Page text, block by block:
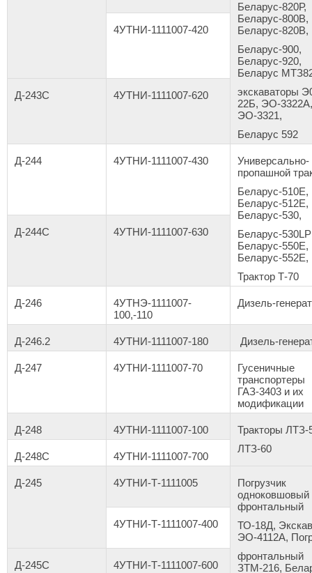
Беларус-820Р,
Беларус-800В,
Беларус-820В,
Беларус-900,
Беларус-920,
Беларус
экскаваторы
22Б, ЭО-3322А,
ЭО-3321,
Беларус 592
4УТНИ-1111007-420
Д-243С 4УТНИ-1111007-620
Д-244 4УТНИ-1111007-430
Универсально-
пропашной
Беларус-510Е,
Беларус-512Е,
Беларус-530,
Беларус-530LP
Беларус-550Е,
Беларус-552Е,
Трактор Т-70
Д-244С 4УТНИ-1111007-630
Д-246
4УТНЭ-1111007-
100,-110
Дизель-
Д-246.2 4УТНИ-1111007-180 Дизель-
Д-247 4УТНИ-1111007-70
Гусеничные
транспортеры
ГАЗ-3403 и их
модификации
Д-248 4УТНИ-1111007-100
Тракторы ЛТЗ-
ЛТЗ-60
Д-248С 4УТНИ-1111007-700
Д-245 4УТНИ-Т-1111005
Погрузчик
одноковшовый
фронтальный
ТО-18Д,
ЭО-4112А,
фронтальный
ЗТМ-216,
4УТНИ-Т-1111007-400
Д-245С 4УТНИ-Т-1111007-600